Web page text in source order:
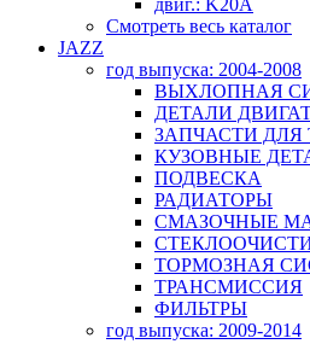
двиг.: K20A
Смотреть весь каталог
JAZZ
год выпуска: 2004-2008
ВЫХЛОПНАЯ
ДЕТАЛИ
ЗАПЧАСТИ ДЛЯ
КУЗОВНЫЕ
ПОДВЕСКА
РАДИАТОРЫ
СМАЗОЧНЫЕ
ТОРМОЗНАЯ
ТРАНСМИССИЯ
ФИЛЬТРЫ
год выпуска: 2009-2014